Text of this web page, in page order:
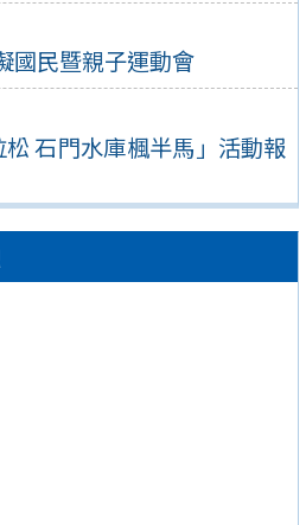
國民暨親子運動會
松 石門水庫楓半馬」活動報